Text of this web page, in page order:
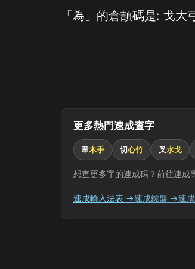
「為」的倉頡碼是: 戈大
更多熱門速成查字
韋木手 切心竹 叉水戈
想查更多字的速成碼？前往速成
速成輸入法表 →速成鍵盤 →速